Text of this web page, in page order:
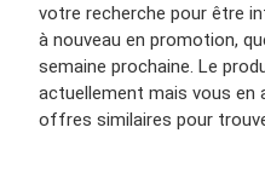
votre recherche pour être
à nouveau en promotion,
semaine prochaine. Le
actuellement mais vous en
offres similaires pour